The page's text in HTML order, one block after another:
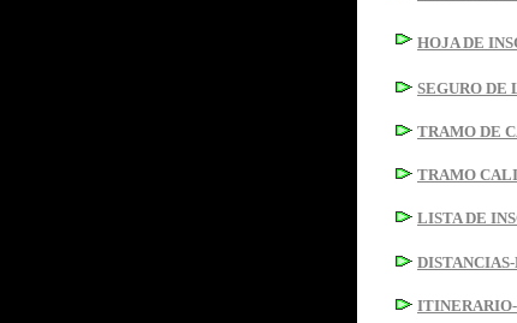
HOJA DE
SEGURO DE
TRAMO DE
TRAMO
LISTA DE